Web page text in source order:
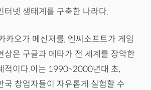
터넷 생태계를 구축한 나라다.
카오가 메신저를, 엔씨소프트가 게임
상은 구글과 메타가 전 세계를 장악한
적이다.이는 1990~2000년대 초,
국 창업자들이 자유롭게 실험할 수